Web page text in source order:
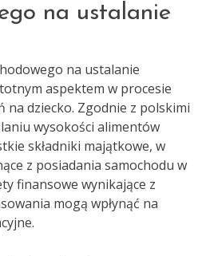
na ustalanie
na ustalanie
aspektem w procesie
na dziecko. Zgodnie z polskimi
wysokości alimentów
składniki majątkowe, w
z posiadania samochodu w
finansowe wynikające z
mogą wpłynąć na